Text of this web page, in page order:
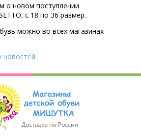
о новом поступлении
с 18 по 36 размер.
можно во всех магазинах
новостей